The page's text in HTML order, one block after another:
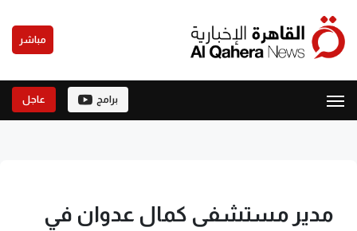
مباشر
برامج عاجل
مدير مستشفى كمال عدوان في